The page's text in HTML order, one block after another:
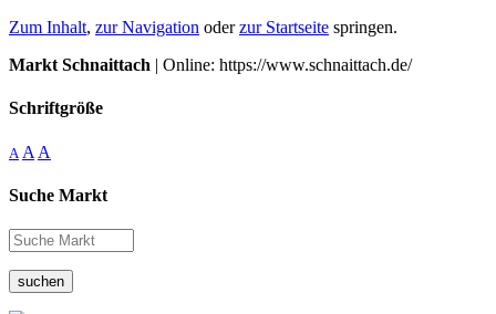
Zum Inhalt, zur Navigation oderzur Startseite springen.
Markt Schnaittach | Online: https://www.schnaittach.de/
Schriftgröße
A A A
Suche Markt
suchen